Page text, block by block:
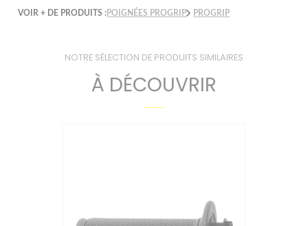
VOIR + DE PRODUITS :POIGNÉES PROGRIP PROGRIP
NOTRE SÉLECTION DE PRODUITS SIMILAIRES
À DÉCOUVRIR